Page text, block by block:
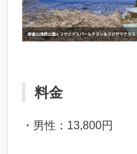
料金
・男性：13,800円